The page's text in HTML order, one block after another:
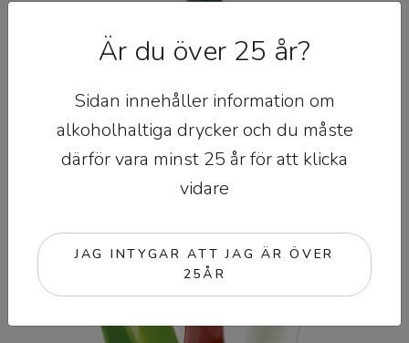
Är du över 25 år?
Sidan innehåller information om
alkoholhaltiga drycker och du måste
därför vara minst 25 år för att klicka
vidare
JAG INTYGAR ATT JAG ÄR ÖVER
25ÅR